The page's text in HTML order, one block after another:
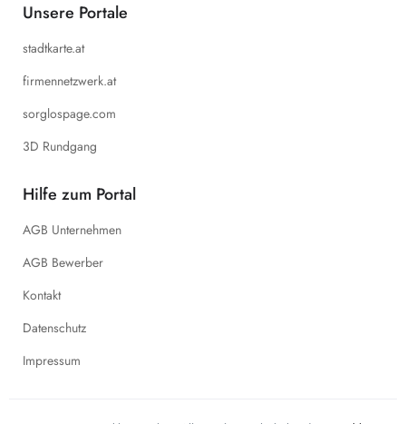
Unsere Portale
stadtkarte.at
firmennetzwerk.at
sorglospage.com
3D Rundgang
Hilfe zum Portal
AGB Unternehmen
AGB Bewerber
Kontakt
Datenschutz
Impressum